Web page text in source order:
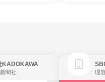
KADOKAWA
聞社